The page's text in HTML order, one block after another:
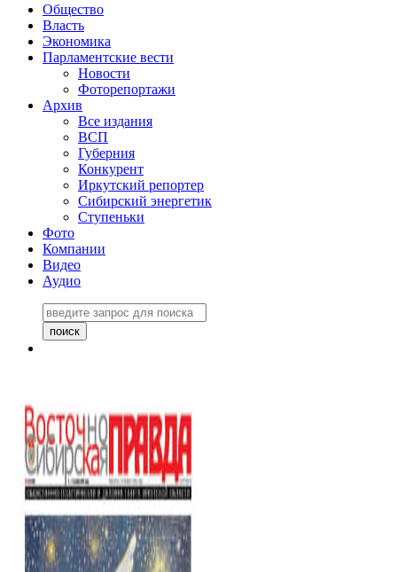
Общество
Власть
Экономика
Парламентские вести
Новости
Фоторепортажи
Архив
Все издания
ВСП
Губерния
Конкурент
Иркутский репортер
Сибирский энергетик
Ступеньки
Фото
Компании
Видео
Аудио